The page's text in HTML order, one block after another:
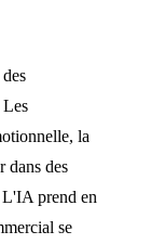
Les
la
dans des
L'IA prend en
se